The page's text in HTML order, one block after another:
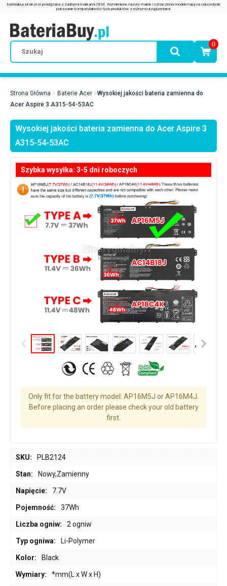
0
Strona Główna Baterie Acer
Wysokiej jakości bateria zamienna do
Acer Aspire 3 A315-54-53AC
Wysokiej jakości bateria zamienna do Acer Aspire 3
A315-54-53AC
Szybka wysyłka: 3-5 dni roboczych
Only fit for the battery model: AP16M5J or AP16M4J.
Before placing an order please check your old battery
first.
SKU: PLB2124
Stan: Nowy,Zamienny
Napięcie: 7.7V
Pojemność: 37Wh
Liczba ogniw: 2 ogniw
Typ ogniwa: Li-Polymer
Kolor: Black
Wymiary: *mm(L x W x H)